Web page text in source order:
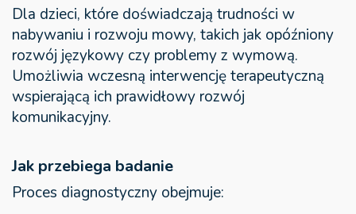
Dla dzieci, które doświadczają trudności w
nabywaniu i rozwoju mowy, takich jak opóźniony
rozwój językowy czy problemy z wymową.
Umożliwia wczesną interwencję terapeutyczną
wspierającą ich prawidłowy rozwój
komunikacyjny.
Jak przebiega badanie
Proces diagnostyczny obejmuje: